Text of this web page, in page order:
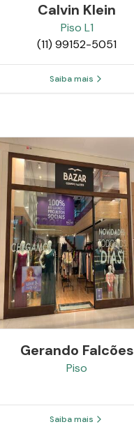
Calvin Klein
Piso L1
(11) 99152-5051
Saiba mais
Gerando Falcões
Piso
Saiba mais